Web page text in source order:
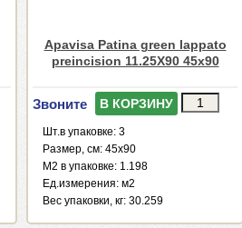
Apavisa Patina green lappato
preincision 11.25X90 45x90
Звоните В КОРЗИНУ
Шт.в упаковке: 3
Размер, см: 45x90
М2 в упаковке: 1.198
Ед.измерения: м2
Веc упаковки, кг: 30.259